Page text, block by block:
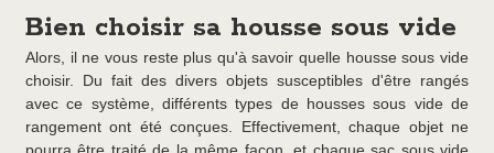
Bien choisir sa housse sous vide
Alors, il ne vous reste plus qu'à savoir quelle housse sous vide
choisir. Du fait des divers objets susceptibles d'être rangés
avec ce système, différents types de housses sous vide de
rangement ont été conçues. Effectivement, chaque objet ne